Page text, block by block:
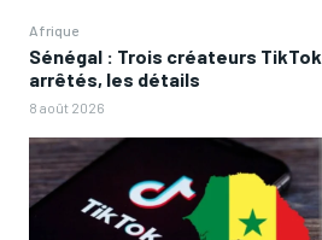
Afrique
Sénégal : Trois créateurs TikTok
arrêtés, les détails
8 août 2026